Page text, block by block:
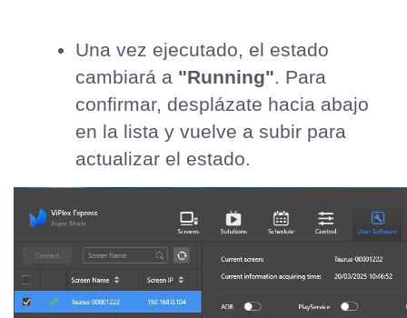
Una vez ejecutado, el estado
cambiará a "Running". Para
confirmar, desplázate hacia abajo
en la lista y vuelve a subir para
actualizar el estado.